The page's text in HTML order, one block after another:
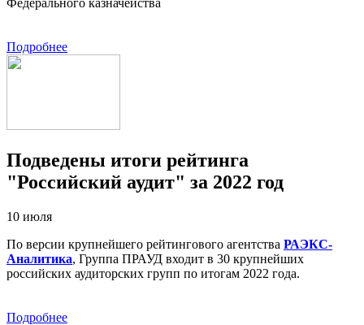
Федерального казначейства
Подробнее
Подведены итоги рейтинга
"Российский аудит" за 2022 год
10 июля
По версии крупнейшего рейтингового агентства РАЭКС-
Аналитика, Группа ПРАУД входит в 30 крупнейших
российских аудиторских групп по итогам 2022 года.
Подробнее